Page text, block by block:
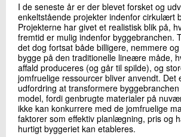
Skriv til mig
I de seneste år er der blevet forsket og
enkeltstående projekter indenfor cirkulært
Projekterne har givet et realistisk blik på,
fremtid er mulig indenfor byggebranchen.
det dog fortsat både billigere, nemmere
bygge på den traditionelle lineære måde,
affald produceres (og går til spilde), og
jomfruelige ressourcer bliver anvendt. Det
udfordring at transformere
model, fordi genbrugte materialer på
ikke kan konkurrere med de jomfruelige
faktorer som effektiv planlægning, pris og
hurtigt byggeriet kan etableres.